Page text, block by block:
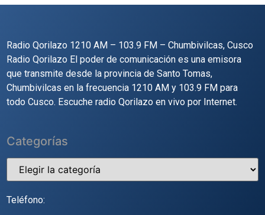
Radio Qorilazo 1210 AM – 103.9 FM – Chumbivilcas, Cusco
Radio Qorilazo El poder de comunicación es una emisora
que transmite desde la provincia de Santo Tomas,
Chumbivilcas en la frecuencia 1210 AM y 103.9 FM para
todo Cusco. Escuche radio Qorilazo en vivo por Internet.
Categorías
Teléfono: